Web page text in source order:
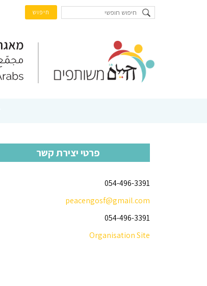
פרטי יצירת קשר
054-496-3391
peacengosf@gmail.com
054-496-3391
Organisation Site